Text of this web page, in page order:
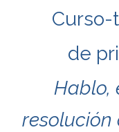
Curso-
de
Hablo,
resolución